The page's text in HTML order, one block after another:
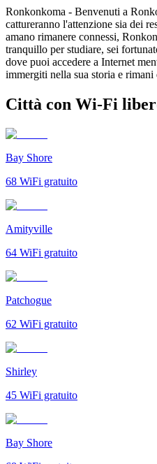
Ronkonkoma - Benvenuti a
cattureranno l'attenzione sia dei
amano rimanere connessi,
tranquillo per studiare, sei
dove puoi accedere a Internet
immergiti nella sua storia e
Città con Wi-Fi
Bay Shore
68 WiFi gratuito
Amityville
64 WiFi gratuito
Patchogue
62 WiFi gratuito
Shirley
45 WiFi gratuito
Bay Shore